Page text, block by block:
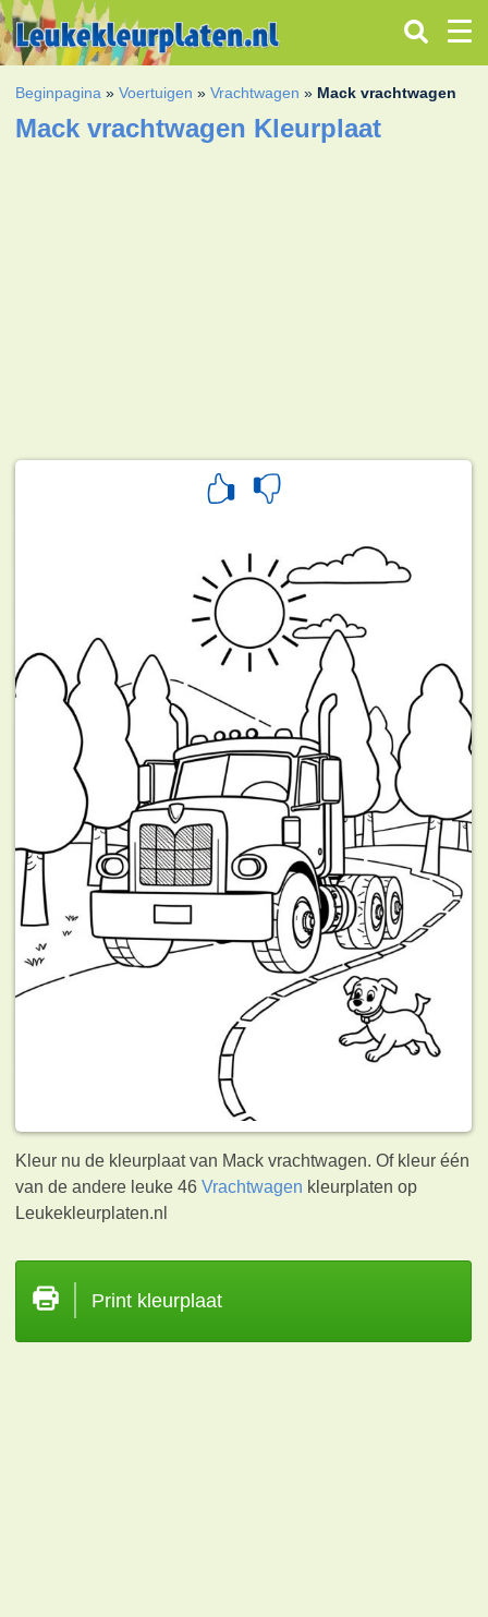
Beginpagina »Voertuigen »Vrachtwagen » Mack vrachtwagen
Mack vrachtwagen Kleurplaat
Kleur nu de kleurplaat van Mack vrachtwagen. Of kleur één
van de andere leuke 46Vrachtwagen kleurplaten op
Leukekleurplaten.nl
Print kleurplaat